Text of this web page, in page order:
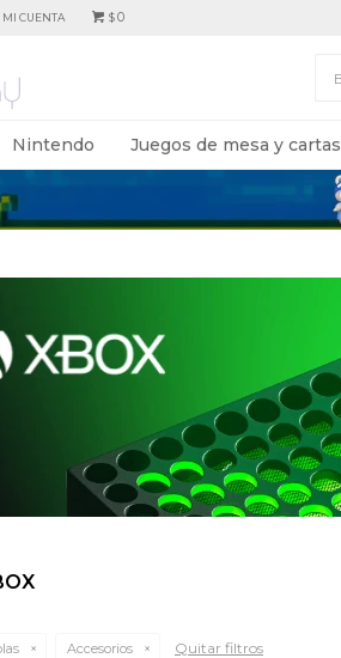
Nintendo Juegos de mesa y cartas
$0
Accesorios Quitar filtros